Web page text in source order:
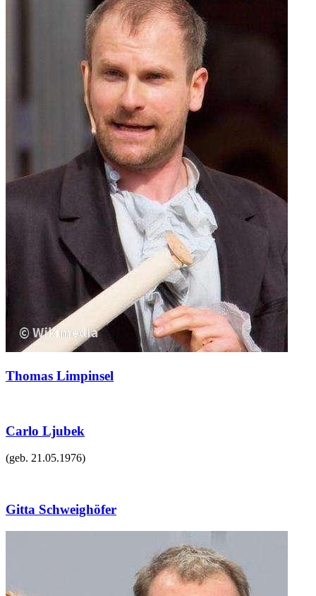
Thomas Limpinsel
Carlo Ljubek
(geb. 21.05.1976)
Gitta Schweighöfer